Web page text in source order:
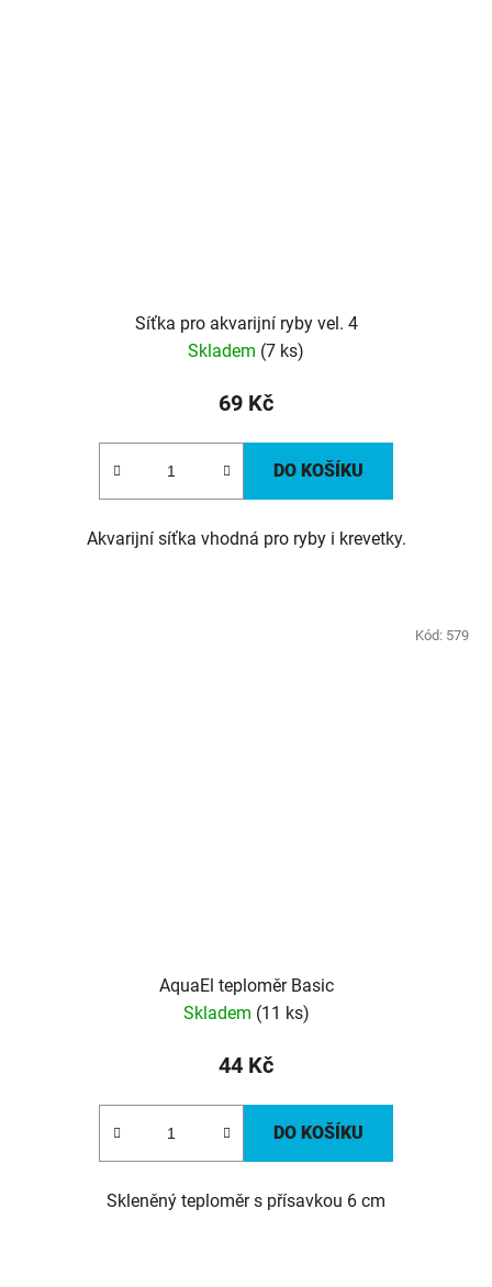
Síťka pro akvarijní ryby vel. 4
Skladem (7 ks)
69 Kč
DO KOŠÍKU
Akvarijní síťka vhodná pro ryby i krevetky.
AquaEl teploměr Basic
Skladem (11 ks)
44 Kč
DO KOŠÍKU
Skleněný teploměr s přísavkou 6 cm
Kód: 579